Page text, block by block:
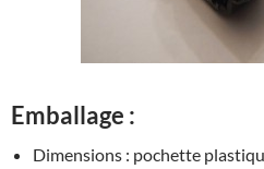
Emballage :
Dimensions : pochette